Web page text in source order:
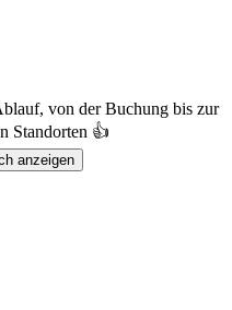
von der Buchung bis zur
Standorten 👍
anzeigen